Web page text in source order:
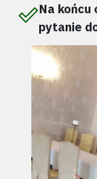
Na końcu
pytanie